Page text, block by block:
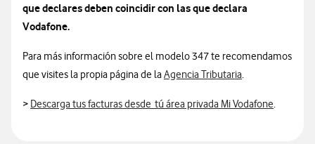
que declares deben coincidir con las que declara
Vodafone.
Para más información sobre el modelo 347 te recomendamos
que visites la propia página de laAgencia Tributaria.
> Descarga tus facturas desde tú área privada Mi Vodafone.